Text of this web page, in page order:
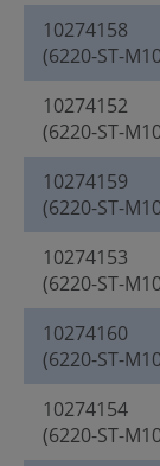
10274158
(6220-ST-
10274152
(6220-ST-
10274159
(6220-ST-
10274153
(6220-ST-
10274160
(6220-ST-
10274154
(6220-ST-